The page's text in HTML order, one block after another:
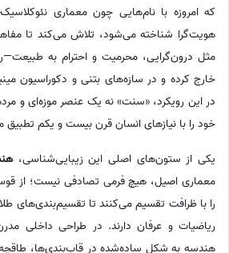
که امروزه با نام‌هایی چون معماری
هویت‌گرا شناخته می‌شود، تلاش می‌کند تا
مثل درون‌گرایی، محرمیت و احترام به
خارج کرده و در سازه‌های بتنی و دکوراسیون
در این رویکرد، «سنت» نه یک عنصر موزه‌ای و
خود را با نیازهای انسان قرن بیست و یکم
یکی از ستون‌های اصلی این زیبایی‌شناسی،
معماری اصیل، هیچ فرمی تصادفی نیست؛ از
را با ظرافت تقسیم می‌کنند تا تقسیم‌بندی‌های
ریاضیات و عرفان دارند. در طراحی داخلی
هندسه به شکل ساده‌شده در قاب‌بندی‌ها،